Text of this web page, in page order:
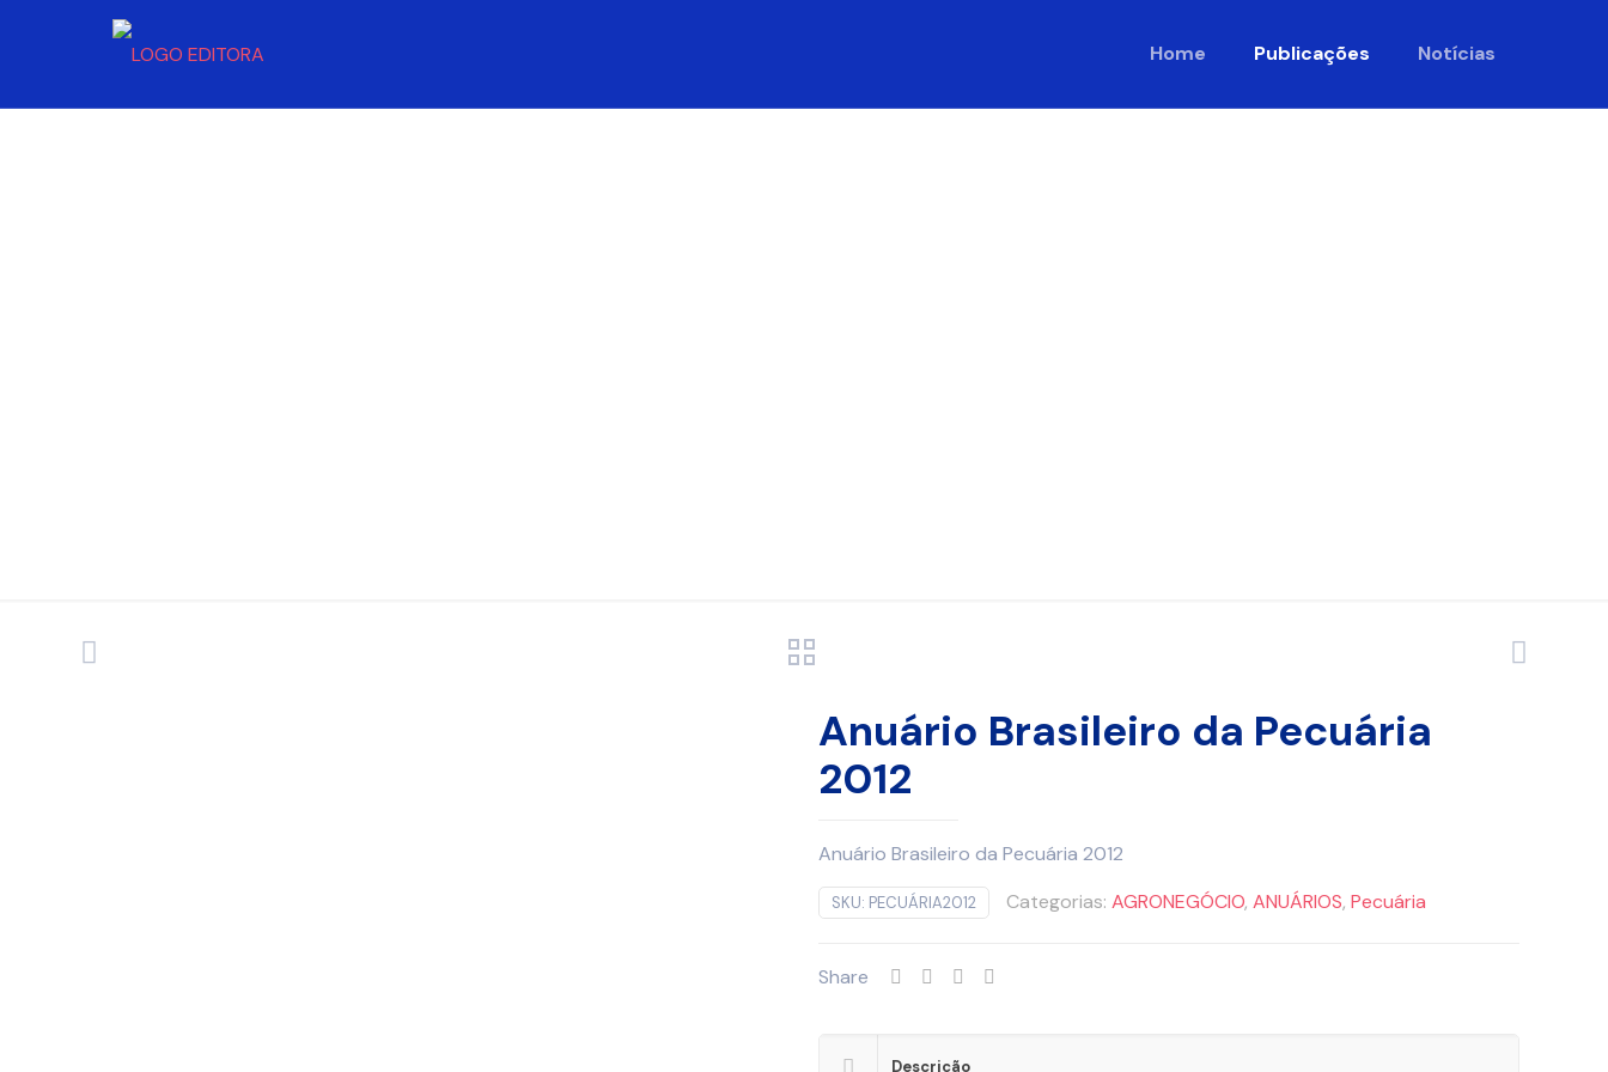
Home Publicações Notícias
Anuário Brasileiro da Pecuária
2012
Anuário Brasileiro da Pecuária 2012
SKU: PECUÁRIA2012 Categorias: AGRONEGÓCIO, ANUÁRIOS, Pecuária
Share
Descrição